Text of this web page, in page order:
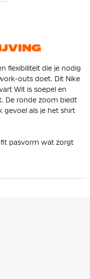
flexibiliteit die je nodig
outs doet. Dit Nike
Wit is soepel en
De ronde zoom biedt
gevoel als je het shirt
pasvorm wat zorgt